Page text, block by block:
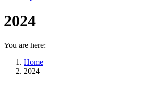
2024
You are here:
Home
2024